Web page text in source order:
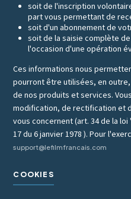
soit de l'inscription
part vous permettant de
soit d'un abonnement de
soit de la saisie complète
l'occasion d'une opération
Ces informations nous
pourront être utilisées, en
de nos produits et services.
modification, de rectification et
vous concernent (art. 34 de la
17 du 6 janvier 1978 ). Pour
support@lefilmfrancais.com
COOKIES